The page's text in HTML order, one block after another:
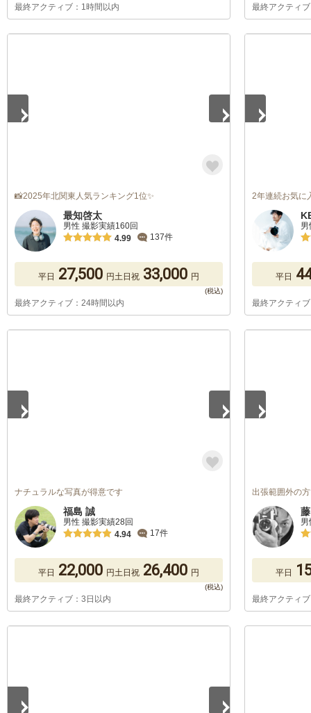
最終アクティブ：1時間以内 最終アクティ
📸2025年北関東人気ランキング1位✨
最知啓太
男性 撮影実績160回
4.99
137件
平日 27,500 円土日祝 33,000 円
最終アクティブ：24時間以内
2年連続お気に
平日
最終アクティ
ナチュラルな写真が得意です
福島 誠
男性 撮影実績28回
4.94
17件
平日 22,000 円土日祝 26,400 円
最終アクティブ：3日以内
出張範囲外の
平日
最終アクティ